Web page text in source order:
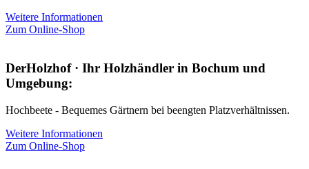
Weitere Informationen
Zum Online-Shop
DerHolzhof · Ihr Holzhändler in Bochum und
Umgebung:
Hochbeete - Bequemes Gärtnern bei beengten Platzverhältnissen.
Weitere Informationen
Zum Online-Shop